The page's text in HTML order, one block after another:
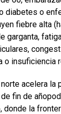
diabetes o
fiebre alta
garganta,
o insuficiencia
acelera la
fin de
donde la